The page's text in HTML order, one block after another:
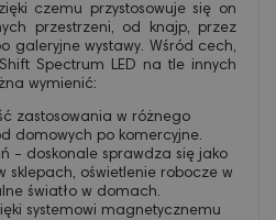
czemu przystosowuje się on
przestrzeni, od knajp, przez
galeryjne wystawy. Wśród cech,
Spectrum LED na tle innych
wymienić:
zastosowania w różnego
domowych po komercyjne.
- doskonale sprawdza się jako
sklepach, oświetlenie robocze w
światło w domach.
systemowi magnetycznemu